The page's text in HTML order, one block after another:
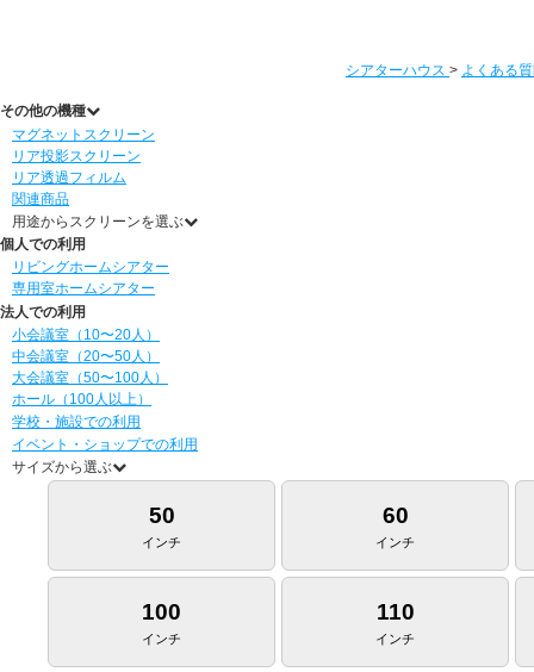
シアターハウス > よくある
その他の機種
マグネットスクリーン
リア投影スクリーン
リア透過フィルム
関連商品
用途からスクリーンを選ぶ
個人での利用
リビングホームシアター
専用室ホームシアター
法人での利用
小会議室（10〜20人）
中会議室（20〜50人）
大会議室（50〜100人）
ホール（100人以上）
学校・施設での利用
イベント・ショップでの利用
サイズから選ぶ
50
インチ
60
インチ
100
インチ
110
インチ